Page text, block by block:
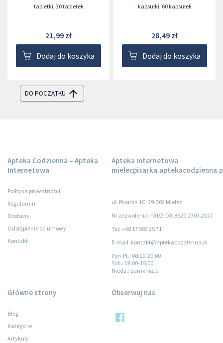
tabletki, 30 tabletek
21,99 zł
Dodaj do koszyka
kapsułki, 60 kapsułek
28,49 zł
Dodaj do koszyka
DO POCZĄTKU
Apteka Codzienna – Apteka
Internetowa
Polityka prywatności
Regulamin
Dostawy
Odstąpienie od umowy
Kontakt
Apteka internetowa
ul. Pisarka 1C, 39-302 Mielec
Nr zezwolenia: FARZ-DA.8520.2303.2017
Tel: +48 17 583 25 71
E-mail: kontakt@aptekacodzienna.pl
Pon-Pt.: 08:00-20:00
Sob.: 08:00-15:00
Niedz.: zamknięta
Główne strony
Blog
Kategorie
Artykuły
Obserwuj nas